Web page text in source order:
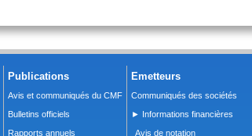
Publications
Avis et communiqués du CMF
Bulletins officiels
Rapports annuels
Emetteurs
Communiqués des sociétés
► Informations financières
Avis de notation